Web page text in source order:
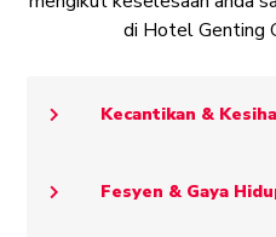
di Hotel Genting
Kecantikan &
Fesyen & Gaya